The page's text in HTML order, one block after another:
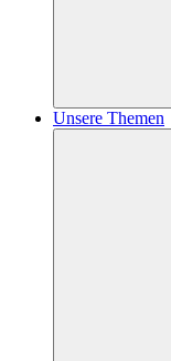
Unsere Themen